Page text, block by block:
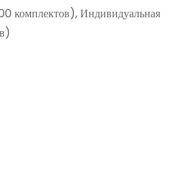
комплектов), Индивидуальная